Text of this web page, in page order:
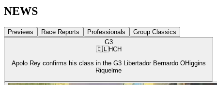
NEWS
Previews Race Reports Professionals
Group Classics
G3
🇨🇱HCH
Apolo Rey confirms his class in the G3 Libertador Bernardo OHiggins
Riquelme